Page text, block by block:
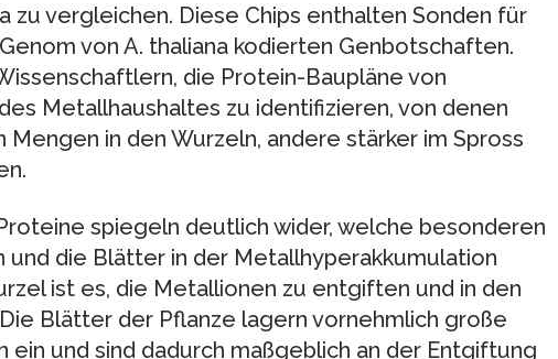
zu vergleichen. Diese Chips enthalten Sonden für
von A. thaliana kodierten Genbotschaften.
die Protein-Baupläne von
Metallhaushaltes zu identifizieren, von denen
in den Wurzeln, andere stärker im Spross
spiegeln deutlich wider, welche besonderen
und die Blätter in der Metallhyperakkumulation
ist es, die Metallionen zu entgiften und in den
Blätter der Pflanze lagern vornehmlich große
ein und sind dadurch maßgeblich an der Entgiftung